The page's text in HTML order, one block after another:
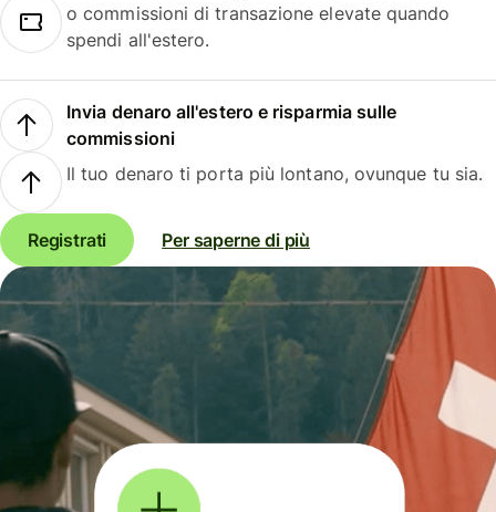
o commissioni di transazione elevate quando
spendi all'estero.
Invia denaro all'estero e risparmia sulle
commissioni
Il tuo denaro ti porta più lontano, ovunque tu sia.
Registrati Per saperne di più